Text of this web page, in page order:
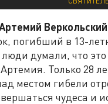
Веркольский
погибший в 13-
думали, что
Только 28
местом гибели
чудеса и